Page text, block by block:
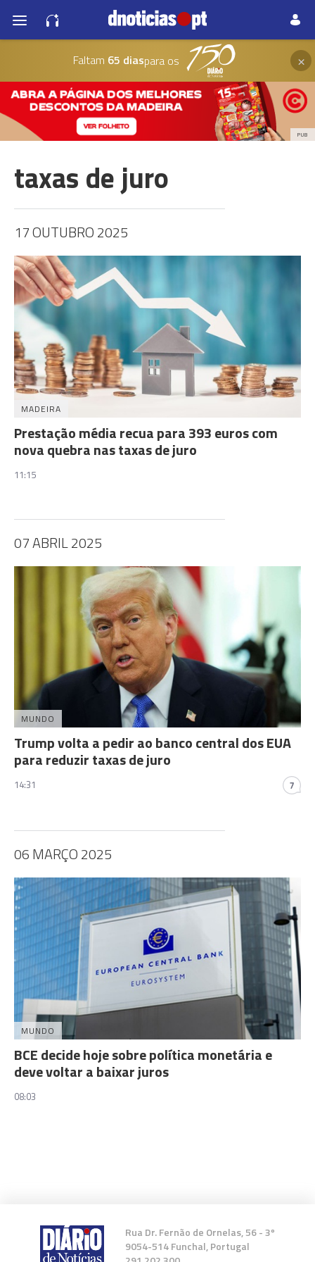
Faltam 65 diaspara os ×
PUB
taxas de juro
17 OUTUBRO 2025
MADEIRA
Prestação média recua para 393 euros com
nova quebra nas taxas de juro
11:15
07 ABRIL 2025
MUNDO
Trump volta a pedir ao banco central dos EUA
para reduzir taxas de juro
14:31 7
06 MARÇO 2025
MUNDO
BCE decide hoje sobre política monetária e
deve voltar a baixar juros
08:03
Rua Dr. Fernão de Ornelas, 56 - 3º
9054-514 Funchal, Portugal